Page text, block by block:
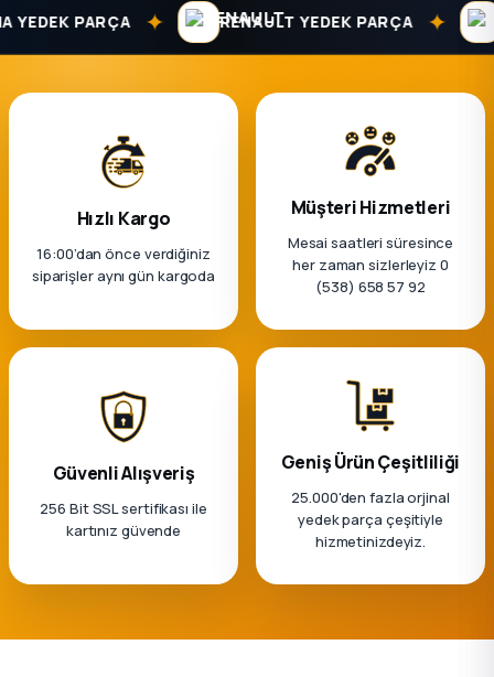
PARÇA ✦ RENAULT YEDEK PARÇA ✦
Hızlı Kargo
16:00’dan önce verdiğiniz
siparişler aynı gün kargoda
Müşteri Hizmetleri
Mesai saatleri süresince
her zaman sizlerleyiz 0
(538) 658 57 92
Güvenli Alışveriş
256 Bit SSL sertifikası ile
kartınız güvende
Geniş Ürün Çeşitliliği
25.000'den fazla orjinal
yedek parça çeşitiyle
hizmetinizdeyiz.